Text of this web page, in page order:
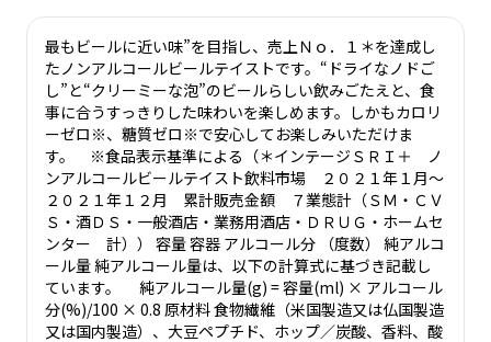
最もビールに近い味”を目指し、売上Ｎｏ．１＊を達成し
たノンアルコールビールテイストです。“ドライなノドご
し”と“クリーミーな泡”のビールらしい飲みごたえと、食
事に合うすっきりした味わいを楽しめます。しかもカロリ
ーゼロ※、糖質ゼロ※で安心してお楽しみいただけま
す。 ※食品表示基準による（＊インテージＳＲＩ＋ ノ
ンアルコールビールテイスト飲料市場 ２０２１年１月～
２０２１年１２月 累計販売金額 ７業態計（ＳＭ・ＣＶ
Ｓ・酒ＤＳ・一般酒店・業務用酒店・ＤＲＵＧ・ホームセ
ンター 計）） 容量 容器 アルコール分 （度数） 純アルコ
ール量 純アルコール量は、以下の計算式に基づき記載し
ています。 純アルコール量(g) = 容量(ml) × アルコール
分(%)/100 × 0.8 原材料 食物繊維（米国製造又は仏国製造
又は国内製造）、大豆ペプチド、ホップ／炭酸、香料、酸